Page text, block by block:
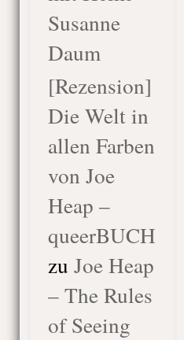
Susanne
Daum
[Rezension]
Die Welt in
allen Farben
von Joe
Heap –
queerBUCH
zu Joe Heap
– The Rules
of Seeing